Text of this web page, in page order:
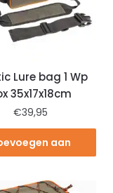
Lure bag 1 Wp
35x17x18cm
€39,95
aan